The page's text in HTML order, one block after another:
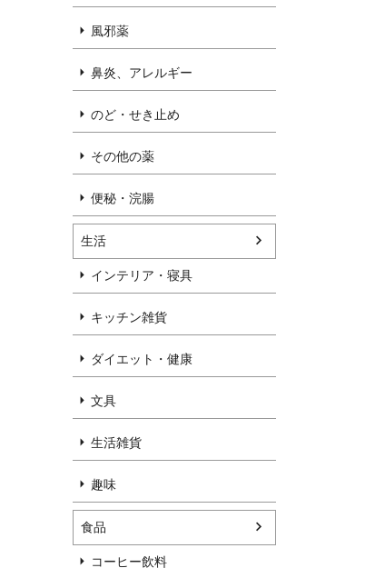
風邪薬
鼻炎、アレルギー
のど・せき止め
その他の薬
便秘・浣腸
生活
インテリア・寝具
キッチン雑貨
ダイエット・健康
文具
生活雑貨
趣味
食品
コーヒー飲料